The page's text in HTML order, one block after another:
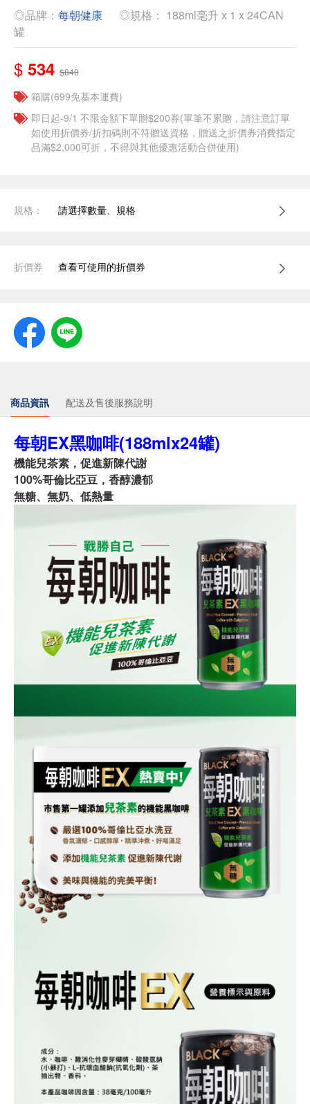
◎品牌： 每朝健康
◎規格： 188ml毫升 x 1 x 24CAN
罐
$ 534 $840
箱購(699免基本運費)
即日起-9/1 不限金額下單贈$200券(單筆不累贈，請注意訂單
如使用折價券/折扣碼則不符贈送資格，贈送之折價券消費指定
品滿$2,000可折，不得與其他優惠活動合併使用)
規格： 請選擇數量、規格
折價券 查看可使用的折價券
商品資訊 配送及售後服務說明
每朝EX黑咖啡(188mlx24罐)
機能兒茶素，促進新陳代謝
100%哥倫比亞豆，香醇濃郁
無糖、無奶、低熱量